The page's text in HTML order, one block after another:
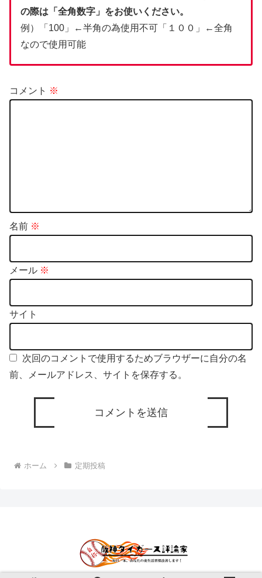
の際は「全角数字」をお使いください。
例）「100」←半角の為使用不可「１００」←全角
なので使用可能
コメント ※
名前 ※
メール ※
サイト
次回のコメントで使用するためブラウザーに自分の名
前、メールアドレス、サイトを保存する。
ホーム 定期投稿